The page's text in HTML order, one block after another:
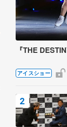
『THE
アイスショー